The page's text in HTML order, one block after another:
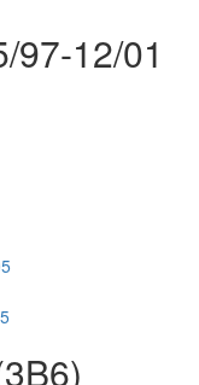
97-12/01